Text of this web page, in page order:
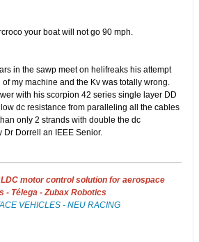
your boat will not go 90 mph.
in the sawp meet on helifreaks his attempt
my machine and the Kv was totally wrong.
with his scorpion 42 series single layer DD
dc resistance from paralleling all the cables
only 2 strands with double the dc
Dr Dorrell an IEEE Senior.
motor control solution for aerospace
- Télega - Zubax Robotics
VEHICLES - NEU RACING